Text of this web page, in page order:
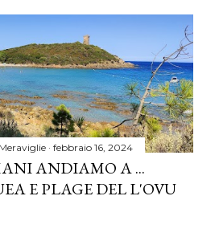
febbraio 16, 2024
ANDIAMO A ...
E PLAGE DEL L'OVU